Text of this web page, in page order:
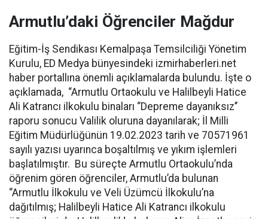
Armutlu’daki Öğrenciler Mağdur
Eğitim-İş Sendikası Kemalpaşa Temsilciliği Yönetim
Kurulu, ED Medya bünyesindeki izmirhaberleri.net
haber portallına önemli açıklamalarda bulundu. İşte o
açıklamada, “Armutlu Ortaokulu ve Halilbeyli Hatice
Ali Katrancı ilkokulu binaları ‘’Depreme dayanıksız’’
raporu sonucu Valilik oluruna dayanılarak; İl Milli
Eğitim Müdürlüğünün 19.02.2023 tarih ve 70571961
sayılı yazısı uyarınca boşaltılmış ve yıkım işlemleri
başlatılmıştır. Bu süreçte Armutlu Ortaokulu’nda
öğrenim gören öğrenciler, Armutlu’da bulunan
‘’Armutlu İlkokulu ve Veli Üzümcü İlkokulu’na
dağıtılmış; Halilbeyli Hatice Ali Katrancı ilkokulu